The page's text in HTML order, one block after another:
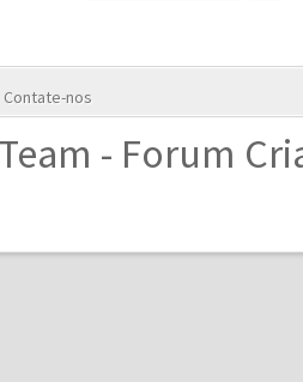
Contate-nos
Team - Forum